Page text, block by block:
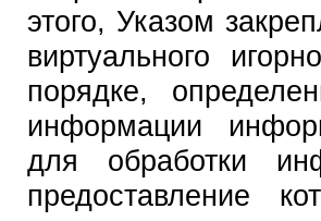
этого, Указом
виртуального
порядке,
информации
для обработки
предоставление